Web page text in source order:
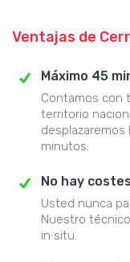
Ventajas de
Máximo 45
Contamos con
territorio
minutos.
No hay
Usted nunca
Nuestro
in situ.